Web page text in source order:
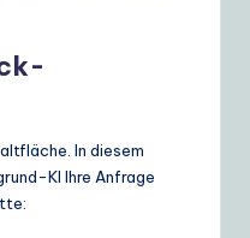
In diesem
KI Ihre Anfrage